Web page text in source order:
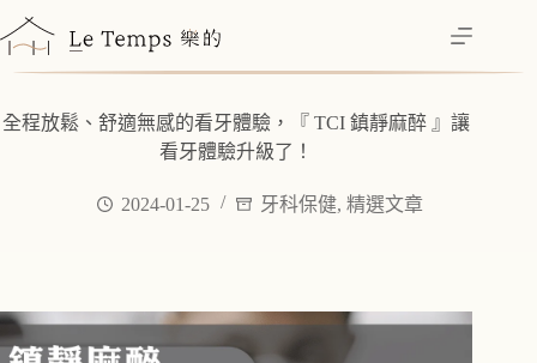
至
主
內
全程放鬆、舒適無感的看牙體驗，『 TCI 鎮靜麻醉 』讓
看牙體驗升級了！
2024-01-25 牙科保健,精選文章